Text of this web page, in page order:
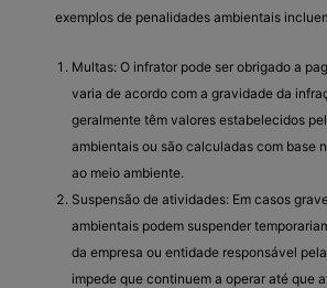
exemplos de penalidades ambientais
Multas: O infrator pode ser obrigado a
varia de acordo com a gravidade da
geralmente têm valores estabelecidos
ambientais ou são calculadas com base
ao meio ambiente.
Suspensão de atividades: Em casos
ambientais podem suspender
da empresa ou entidade responsável
impede que continuem a operar até que